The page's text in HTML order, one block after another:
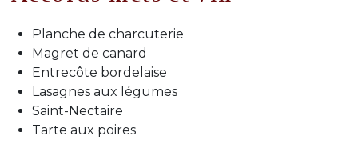
Planche de charcuterie
Magret de canard
Entrecôte bordelaise
Lasagnes aux légumes
Saint-Nectaire
Tarte aux poires